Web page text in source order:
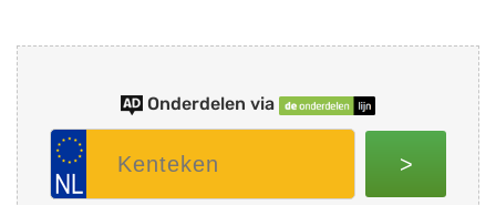
Onderdelen via
>